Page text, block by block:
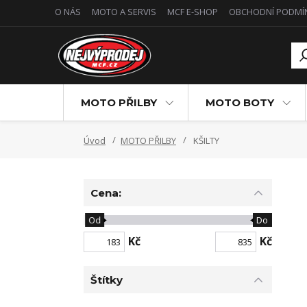
O NÁS MOTO A SERVIS MCF E-SHOP OBCHODNÍ
MOTO PŘILBY MOTO BOTY
Úvod MOTO PŘILBY KŠILTY
Cena:
Kč
Od Do
Kč
Štítky